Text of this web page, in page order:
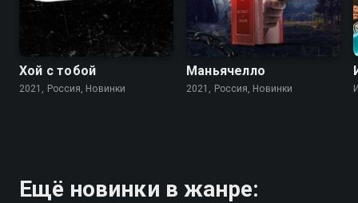
Хой с тобой
2021, Россия, Новинки
Маньячелло
2021, Россия, Новинки
Ещё новинки в жанре: